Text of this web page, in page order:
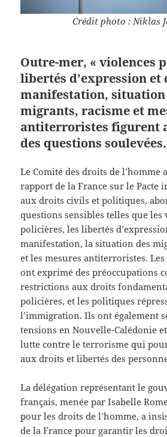
Crédit photo : Niklas
Outre-mer, « violences
libertés d’expression et
manifestation, situation
migrants, racisme et
antiterroristes figurent
des questions soulevées.
Le Comité des droits de l’homme
rapport de la France sur le
aux droits civils et politiques,
questions sensibles telles que les
policières, les libertés
manifestation, la situation des
et les mesures antiterroristes.
ont exprimé des préoccupations
restrictions aux droits
policières, et les politiques
l’immigration. Ils ont également
tensions en Nouvelle-Calédonie
lutte contre le terrorisme qui
aux droits et libertés des
La délégation représentant le
français, menée par Isabelle
pour les droits de l’homme, a
de la France pour garantir les